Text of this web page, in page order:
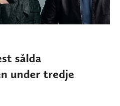
sålda
under tredje